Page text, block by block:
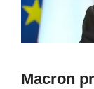
Macron